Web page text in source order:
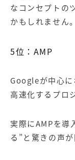
なコンセプトの
かもしれません。
5位： AMP
Googleが中心
高速化するプロ
実際にAMPを導
る”と驚きの声が